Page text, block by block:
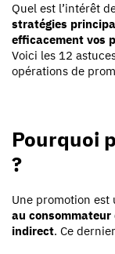
Quel est l’intérêt
stratégies
efficacement vos
Voici les 12
opérations de
Pourquoi
?
Une promotion est
au consommateur
indirect. Ce